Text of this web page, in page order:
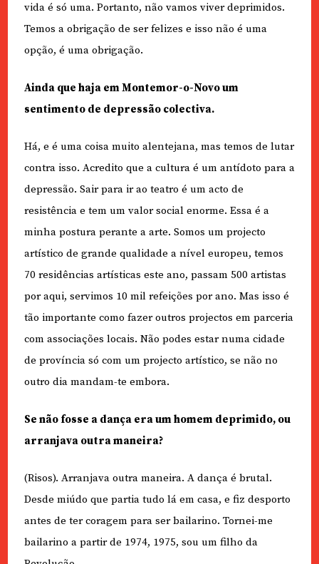
vida é só uma. Portanto, não vamos viver deprimidos.
Temos a obrigação de ser felizes e isso não é uma
opção, é uma obrigação.
Ainda que haja em Montemor-o-Novo um
sentimento de depressão colectiva.
Há, e é uma coisa muito alentejana, mas temos de lutar
contra isso. Acredito que a cultura é um antídoto para a
depressão. Sair para ir ao teatro é um acto de
resistência e tem um valor social enorme. Essa é a
minha postura perante a arte. Somos um projecto
artístico de grande qualidade a nível europeu, temos
70 residências artísticas este ano, passam 500 artistas
por aqui, servimos 10 mil refeições por ano. Mas isso é
tão importante como fazer outros projectos em parceria
com associações locais. Não podes estar numa cidade
de província só com um projecto artístico, se não no
outro dia mandam-te embora.
Se não fosse a dança era um homem deprimido, ou
arranjava outra maneira?
(Risos). Arranjava outra maneira. A dança é brutal.
Desde miúdo que partia tudo lá em casa, e fiz desporto
antes de ter coragem para ser bailarino. Tornei-me
bailarino a partir de 1974, 1975, sou um filho da